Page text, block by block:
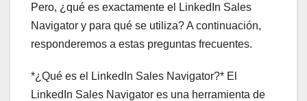
Pero, ¿qué es exactamente el LinkedIn Sales
Navigator y para qué se utiliza? A continuación,
responderemos a estas preguntas frecuentes.
*¿Qué es el LinkedIn Sales Navigator?* El
LinkedIn Sales Navigator es una herramienta de